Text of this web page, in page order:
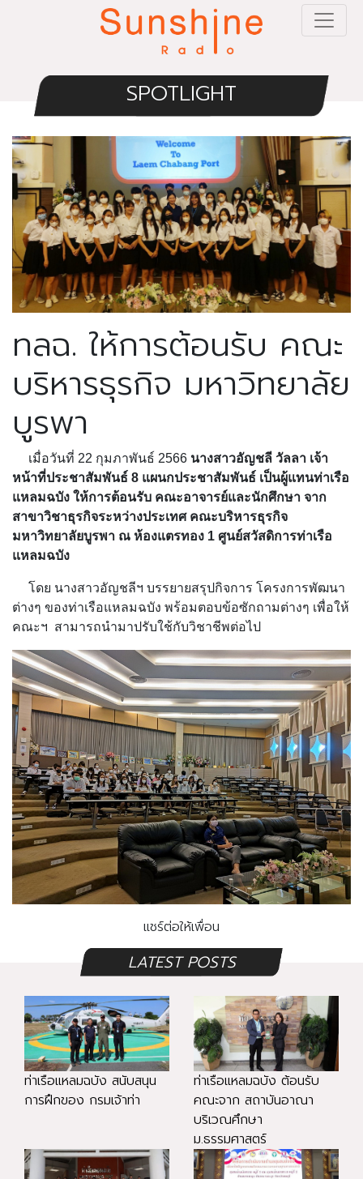
SPOTLIGHT
ทลฉ. ให้การต้อนรับ คณะ
บริหารธุรกิจ มหาวิทยาลัย
บูรพา
เมื่อวันที่ 22 กุมภาพันธ์ 2566 นางสาวอัญชลี วัลลา เจ้า
หน้าที่ประชาสัมพันธ์ 8 แผนกประชาสัมพันธ์ เป็นผู้แทนท่าเรือ
แหลมฉบัง ให้การต้อนรับ คณะอาจารย์และนักศึกษา จาก
สาขาวิชาธุรกิจระหว่างประเทศ คณะบริหารธุรกิจ
มหาวิทยาลัยบูรพา ณ ห้องแตรทอง 1 ศูนย์สวัสดิการท่าเรือ
แหลมฉบัง
โดย นางสาวอัญชลีฯ บรรยายสรุปกิจการ โครงการพัฒนา
ต่างๆ ของท่าเรือแหลมฉบัง พร้อมตอบข้อซักถามต่างๆ เพื่อให้
คณะฯ สามารถนำมาปรับใช้กับวิชาชีพต่อไป
แชร์ต่อให้เพื่อน
LATEST POSTS
ท่าเรือแหลมฉบัง สนับสนุน
การฝึกของ กรมเจ้าท่า
ท่าเรือแหลมฉบัง ต้อนรับ
คณะจาก สถาบันอาณา
บริเวณศึกษา
ม.ธรรมศาสตร์